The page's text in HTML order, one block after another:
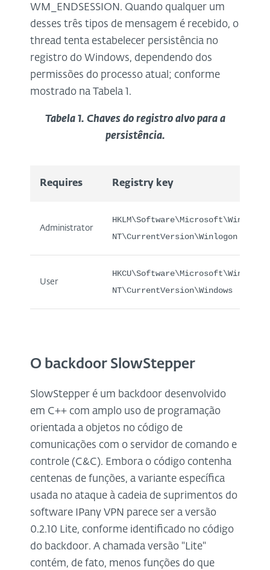
WM_ENDSESSION. Quando qualquer um
desses três tipos de mensagem é recebido, o
thread tenta estabelecer persistência no
registro do Windows, dependendo dos
permissões do processo atual; conforme
mostrado na Tabela 1.
Tabela 1. Chaves do registro alvo para a
persistência.
Requires Registry key
Administrator
HKLM\Software\Microsoft\Windows
NT\CurrentVersion\Winlogon
User
HKCU\Software\Microsoft\Windows
NT\CurrentVersion\Windows
O backdoor SlowStepper
SlowStepper é um backdoor desenvolvido
em C++ com amplo uso de programação
orientada a objetos no código de
comunicações com o servidor de comando e
controle (C&C). Embora o código contenha
centenas de funções, a variante específica
usada no ataque à cadeia de suprimentos do
software IPany VPN parece ser a versão
0.2.10 Lite, conforme identificado no código
do backdoor. A chamada versão "Lite"
contém, de fato, menos funções do que